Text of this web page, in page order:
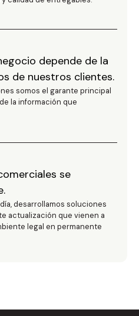
depende de la
de nuestros clientes.
somos el garante principal
la información que
se
desarrollamos soluciones
actualización que vienen a
legal en permanente